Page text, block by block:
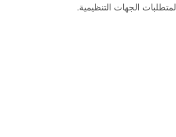
لمتطلبات الجهات التنظيمية.